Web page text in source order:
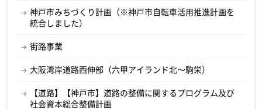
神戸市みちづくり計画（※神戸市自転車活用推進計画を
統合しました）
街路事業
大阪湾岸道路西伸部（六甲アイランド北～駒栄）
【道路】【神戸市】道路の整備に関するプログラム及び
社会資本総合整備計画